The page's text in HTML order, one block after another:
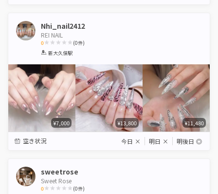
Nhi_nail2412
REI NAIL
0
1 2 3 4 5
(0件)
新大久保駅
¥7,000 ¥13,800 ¥11,480
空き状況 今日 × 明日 × 明後日 ◎
sweetrose
Sweet Rose
0 (0件)